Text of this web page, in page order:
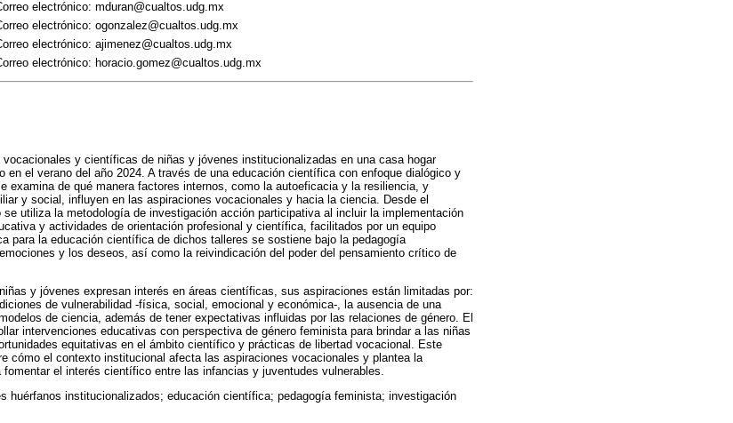
electrónico: mduran@cualtos.udg.mx
electrónico: ogonzalez@cualtos.udg.mx
electrónico: ajimenez@cualtos.udg.mx
electrónico: horacio.gomez@cualtos.udg.mx
y científicas de niñas y jóvenes institucionalizadas en una casa hogar
en el verano del año 2024. A través de una educación científica con enfoque dialógico y
examina de qué manera factores internos, como la autoeficacia y la resiliencia, y
y social, influyen en las aspiraciones vocacionales y hacia la ciencia. Desde el
utiliza la metodología de investigación acción participativa al incluir la implementación
y actividades de orientación profesional y científica, facilitados por un equipo
para la educación científica de dichos talleres se sostiene bajo la pedagogía
y los deseos, así como la reivindicación del poder del pensamiento crítico de
y jóvenes expresan interés en áreas científicas, sus aspiraciones están limitadas por:
de vulnerabilidad -física, social, emocional y económica-, la ausencia de una
de ciencia, además de tener expectativas influidas por las relaciones de género. El
intervenciones educativas con perspectiva de género feminista para brindar a las niñas
equitativas en el ámbito científico y prácticas de libertad vocacional. Este
cómo el contexto institucional afecta las aspiraciones vocacionales y plantea la
el interés científico entre las infancias y juventudes vulnerables.
huérfanos institucionalizados; educación científica; pedagogía feminista; investigación